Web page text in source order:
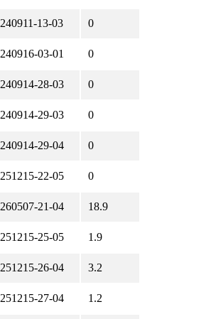
240911-13-03 0
240916-03-01 0
240914-28-03 0
240914-29-03 0
240914-29-04 0
251215-22-05 0
260507-21-04 18.9
251215-25-05 1.9
251215-26-04 3.2
251215-27-04 1.2